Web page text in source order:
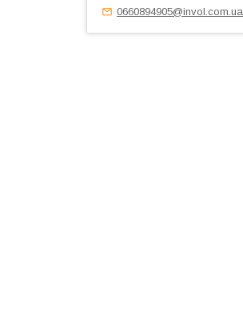
0660894905@invol.com.ua